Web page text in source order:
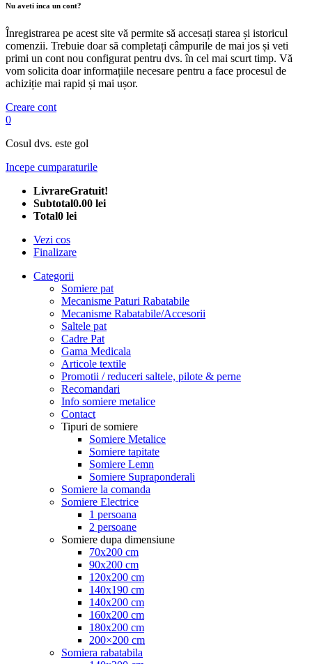
Nu aveti inca un cont?
Înregistrarea pe acest site vă permite să accesați starea și istoricul
comenzii. Trebuie doar să completați câmpurile de mai jos și veti
primi un cont nou configurat pentru dvs. în cel mai scurt timp. Vă
vom solicita doar informațiile necesare pentru a face procesul de
achiziție mai rapid și mai ușor.
Creare cont
0
Cosul dvs. este gol
Incepe cumparaturile
LivrareGratuit!
Subtotal0.00 lei
Total0 lei
Vezi cos
Finalizare
Categorii
Somiere pat
Mecanisme Paturi Rabatabile
Mecanisme Rabatabile/Accesorii
Saltele pat
Cadre Pat
Gama Medicala
Articole textile
Promotii / reduceri saltele, pilote & perne
Recomandari
Info somiere metalice
Contact
Tipuri de somiere
Somiere Metalice
Somiere tapitate
Somiere Lemn
Somiere Supraponderali
Somiere la comanda
Somiere Electrice
1 persoana
2 persoane
Somiere dupa dimensiune
70x200 cm
90x200 cm
120x200 cm
140x190 cm
140x200 cm
160x200 cm
180x200 cm
200×200 cm
Somiera rabatabila